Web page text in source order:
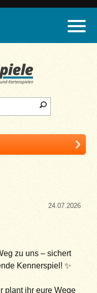
24.07.2026
zu uns – sichert
Kennerspiel! ✨
plant ihr eure Wege